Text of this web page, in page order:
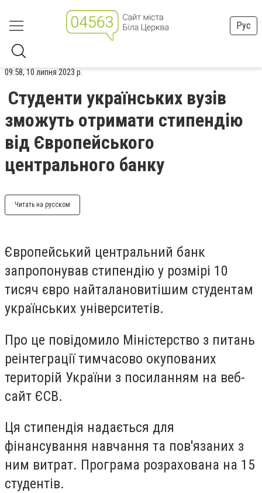
Рус
09:58, 10 липня 2023 р.
Студенти українських вузів
зможуть отримати стипендію
від Європейського
центрального банку
Читать на русском
Європейський центральний банк
запропонував стипендію у розмірі 10
тисяч євро найталановитішим студентам
українських університетів.
Про це повідомило Міністерство з питань
реінтеграції тимчасово окупованих
територій України з посиланням на веб-
сайт ЄСВ.
Ця стипендія надається для
фінансування навчання та пов'язаних з
ним витрат. Програма розрахована на 15
студентів.